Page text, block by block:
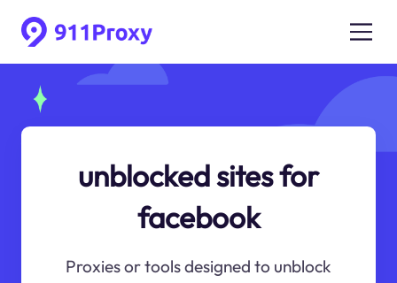
unblocked sites for
facebook
Proxies or tools designed to unblock